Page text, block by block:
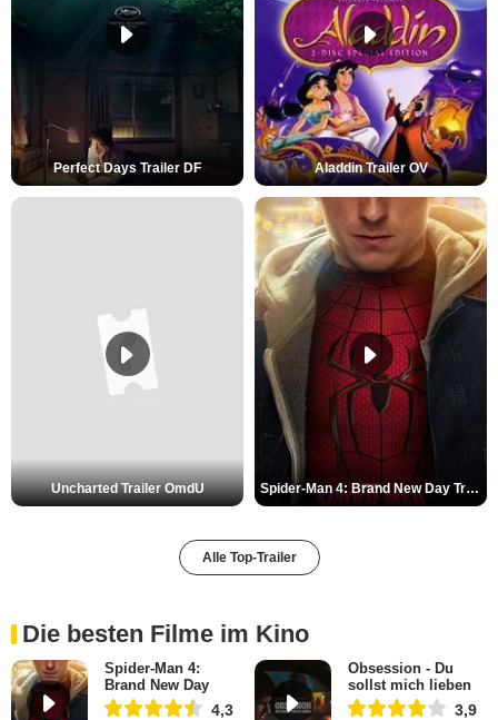
Perfect Days Trailer DF Aladdin Trailer OV
Uncharted Trailer OmdU Spider-Man 4: Brand New Day Trailer (3) DF
Alle Top-Trailer
Die besten Filme im Kino
Spider-Man 4:
Brand New Day
4,3
Obsession - Du
sollst mich lieben
3,9